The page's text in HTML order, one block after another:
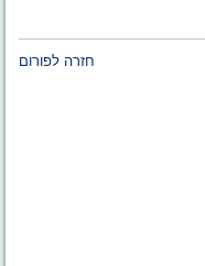
חזרה לפורום